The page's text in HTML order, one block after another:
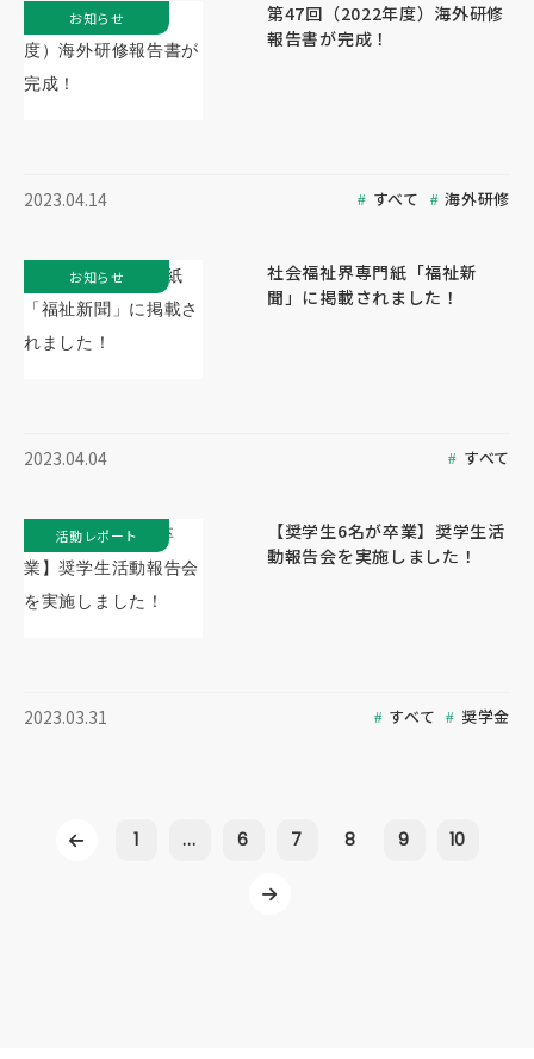
第47回（2022年度）海外研修
報告書が完成！
2023.04.14 すべて 海外研修
お知らせ
社会福祉界専門紙「福祉新
聞」に掲載されました！
2023.04.04 すべて
お知らせ
【奨学生6名が卒業】奨学生活
動報告会を実施しました！
2023.03.31 すべて 奨学金
活動レポート
1 ... 6 7 8 9 10